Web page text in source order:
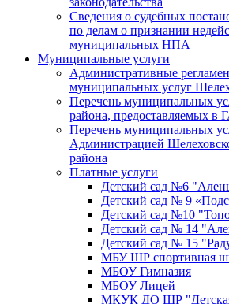
Сведения о судебных
по делам о признании
муниципальных НПА
Муниципальные услуги
Административные
муниципальных услуг
Перечень муниципальных
района, предоставляемых
Перечень муниципальных
Администрацией
района
Платные услуги
Детский сад №6
Детский сад № 9
Детский сад №10
Детский сад № 14
Детский сад № 15
МБУ ШР спортивная
МБОУ Гимназия
МБОУ Лицей
МКУК ДО ШР "Детская